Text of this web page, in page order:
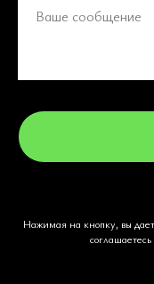
Ваше сообщение
Нажимая на кнопку, вы
соглашаетесь